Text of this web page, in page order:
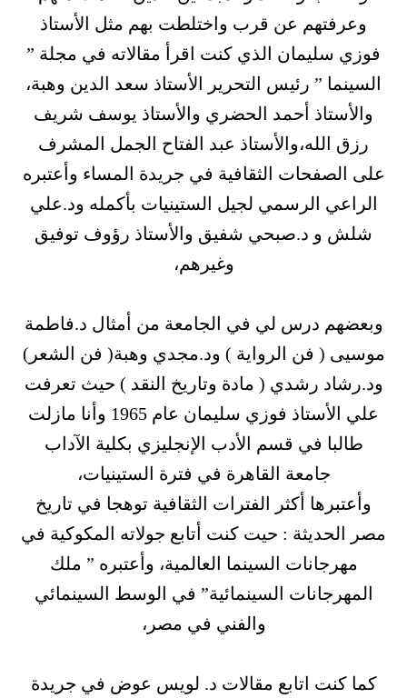
وعرفتهم عن قرب واختلطت بهم مثل الأستاذ
فوزي سليمان الذي كنت اقرأ مقالاته في مجلة ”
السينما ” رئيس التحرير الأستاذ سعد الدين وهبة،
والأستاذ أحمد الحضري والأستاذ يوسف شريف
رزق الله،والأستاذ عبد الفتاح الجمل المشرف
على الصفحات الثقافية في جريدة المساء وأعتبره
الراعي الرسمي لجيل الستينيات بأكمله ود.علي
شلش و د.صبحي شفيق والأستاذ رؤوف توفيق
وغيرهم،
وبعضهم درس لي في الجامعة من أمثال د.فاطمة
موسيى ( فن الرواية ) ود.مجدي وهبة( فن الشعر)
ود.رشاد رشدي ( مادة وتاريخ النقد ) حيث تعرفت
علي الأستاذ فوزي سليمان عام 1965 وأنا مازلت
طالبا في قسم الأدب الإنجليزي بكلية الآداب
جامعة القاهرة في فترة الستينيات،
وأعتبرها أكثر الفترات الثقافية توهجا في تاريخ
مصر الحديثة : حيت كنت أتابع جولاته المكوكية في
مهرجانات السينما العالمية، وأعتبره ” ملك
المهرجانات السينمائية” في الوسط السينمائي
والفني في مصر،
كما كنت اتابع مقالات د. لويس عوض في جريدة